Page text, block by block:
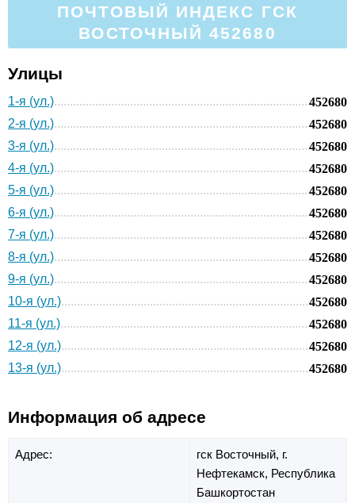
ПОЧТОВЫЙ ИНДЕКС ГСК
ВОСТОЧНЫЙ 452680
Улицы
1-я (ул.)
452680
2-я (ул.)
452680
3-я (ул.)
452680
4-я (ул.)
452680
5-я (ул.)
452680
6-я (ул.)
452680
7-я (ул.)
452680
8-я (ул.)
452680
9-я (ул.)
452680
10-я (ул.)
452680
11-я (ул.)
452680
12-я (ул.)
452680
13-я (ул.)
452680
Информация об адресе
Адрес: гск Восточный, г.
Нефтекамск, Республика
Башкортостан